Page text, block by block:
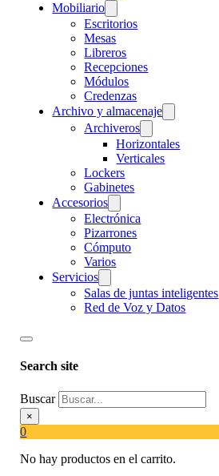
Mobiliario
Escritorios
Mesas
Libreros
Recepciones
Módulos
Credenzas
Archivo y almacenaje
Archiveros
Horizontales
Verticales
Lockers
Gabinetes
Accesorios
Electrónica
Pizarrones
Cómputo
Varios
Servicios
Salas de juntas inteligentes
Red de Voz y Datos
Search site
Buscar
×
0
No hay productos en el carrito.